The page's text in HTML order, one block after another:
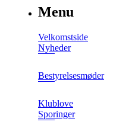
Menu
Velkomstside
Nyheder
Bestyrelsesmøder
Klublove
Sporinger